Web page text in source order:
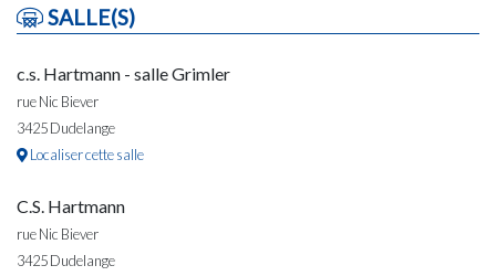
SALLE(S)
c.s. Hartmann - salle Grimler
rue Nic Biever
3425 Dudelange
Localiser cette salle
C.S. Hartmann
rue Nic Biever
3425 Dudelange